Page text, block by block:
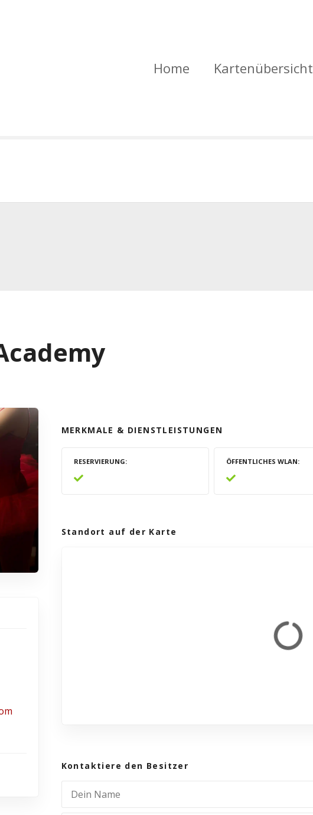
Home Kartenübersicht
MERKMALE & DIENSTLEISTUNGEN
RESERVIERUNG ÖFFENTLICHES WLAN
Standort auf der Karte
Kontaktiere den Besitzer